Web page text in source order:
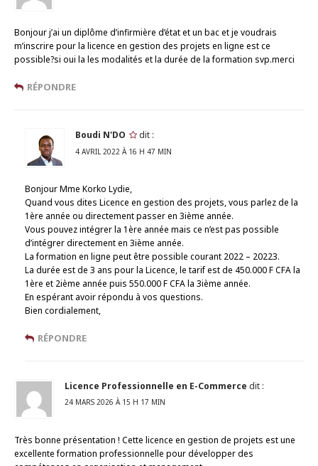
Bonjour j’ai un diplôme d’infirmière d’état et un bac et je voudrais
m’inscrire pour la licence en gestion des projets en ligne est ce
possible?si oui la les modalités et la durée de la formation svp.merci
RÉPONDRE
Boudi N'DO dit :
4 AVRIL 2022 À 16 H 47 MIN
Bonjour Mme Korko Lydie,
Quand vous dites Licence en gestion des projets, vous parlez de la
1ère année ou directement passer en 3ième année.
Vous pouvez intégrer la 1ère année mais ce n’est pas possible
d’intégrer directement en 3ième année.
La formation en ligne peut être possible courant 2022 – 20223.
La durée est de 3 ans pour la Licence, le tarif est de 450.000 F CFA la
1ère et 2ième année puis 550.000 F CFA la 3ième année.
En espérant avoir répondu à vos questions.
Bien cordialement,
RÉPONDRE
Licence Professionnelle en E-Commerce dit :
24 MARS 2026 À 15 H 17 MIN
Très bonne présentation ! Cette licence en gestion de projets est une
excellente formation professionnelle pour développer des